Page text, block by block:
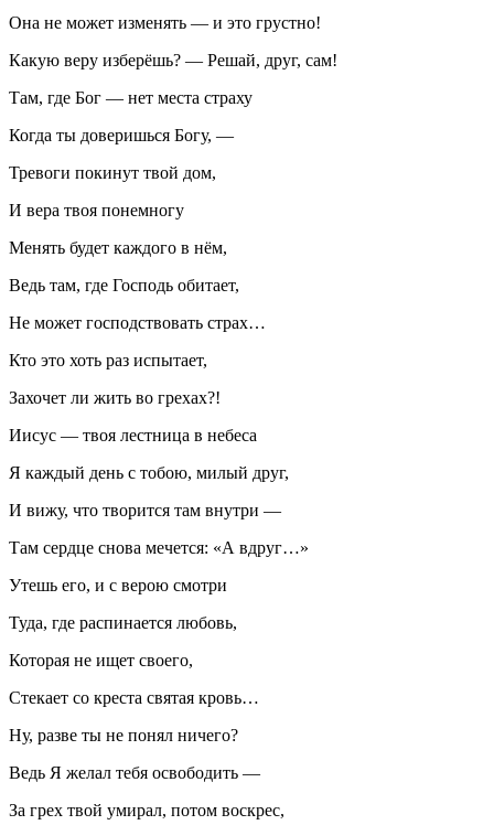
Она не может изменять — и это грустно!
Какую веру изберёшь? — Решай, друг, сам!
Там, где Бог — нет места страху
Когда ты доверишься Богу, —
Тревоги покинут твой дом,
И вера твоя понемногу
Менять будет каждого в нём,
Ведь там, где Господь обитает,
Не может господствовать страх…
Кто это хоть раз испытает,
Захочет ли жить во грехах?!
Иисус — твоя лестница в небеса
Я каждый день с тобою, милый друг,
И вижу, что творится там внутри —
Там сердце снова мечется: «А вдруг…»
Утешь его, и с верою смотри
Туда, где распинается любовь,
Которая не ищет своего,
Стекает со креста святая кровь…
Ну, разве ты не понял ничего?
Ведь Я желал тебя освободить —
За грех твой умирал, потом воскрес,